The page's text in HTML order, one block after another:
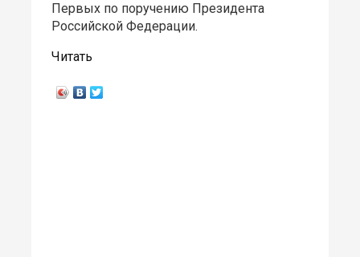
Первых по поручению Президента
Российской Федерации.
Читать